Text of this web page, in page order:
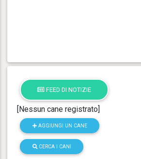
FEED DI NOTIZIE
[Nessun cane registrato]
AGGIUNGI UN CANE
CERCA I CANI